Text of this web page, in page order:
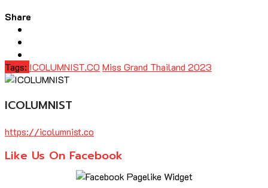
Share
Tags: ICOLUMNIST.CO Miss Grand Thailand 2023
ICOLUMNIST
https://icolumnist.co
Like Us On Facebook